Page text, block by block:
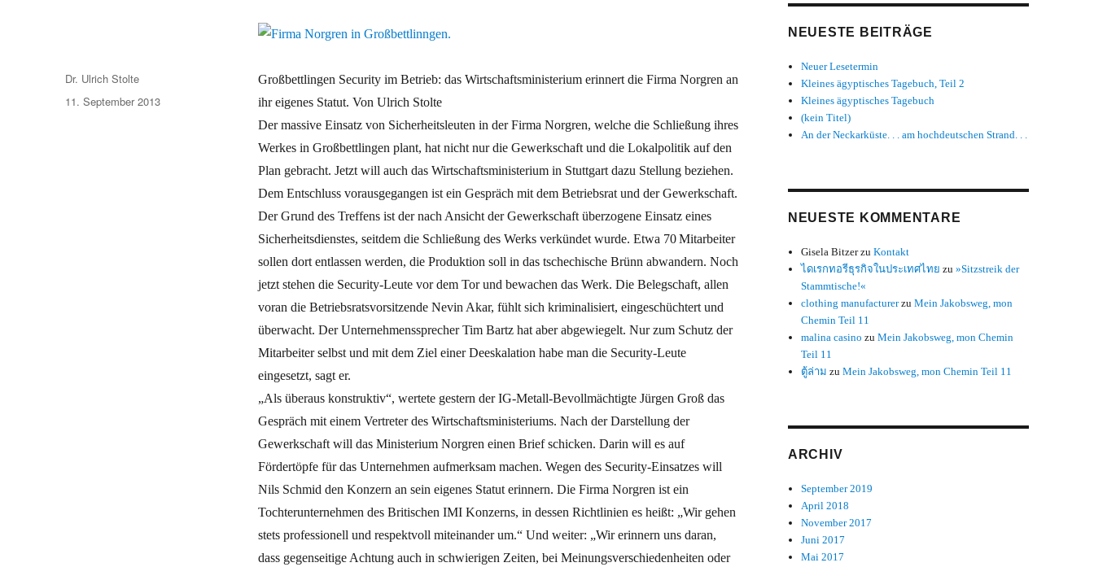
Großbettlingen Security im Betrieb: das Wirtschaftsministerium erinnert die Firma Norgren an
ihr eigenes Statut. Von Ulrich Stolte
Der massive Einsatz von Sicherheitsleuten in der Firma Norgren, welche die Schließung ihres
Werkes in Großbettlingen plant, hat nicht nur die Gewerkschaft und die Lokalpolitik auf den
Plan gebracht. Jetzt will auch das Wirtschaftsministerium in Stuttgart dazu Stellung beziehen.
Dem Entschluss vorausgegangen ist ein Gespräch mit dem Betriebsrat und der Gewerkschaft.
Der Grund des Treffens ist der nach Ansicht der Gewerkschaft überzogene Einsatz eines
Sicherheitsdienstes, seitdem die Schließung des Werks verkündet wurde. Etwa 70 Mitarbeiter
sollen dort entlassen werden, die Produktion soll in das tschechische Brünn abwandern. Noch
jetzt stehen die Security­-Leute vor dem Tor und bewachen das Werk. Die Belegschaft, allen
voran die Betriebsratsvorsitzende Nevin Akar, fühlt sich kriminalisiert, eingeschüchtert und
überwacht. Der Unternehmenssprecher Tim Bartz hat aber abgewiegelt. Nur zum Schutz der
Mitarbeiter selbst und mit dem Ziel einer Deeskalation habe man die Security-Leute
eingesetzt, sagt er.
„Als überaus konstruktiv“, wertete gestern der IG-Metall-Bevollmächtigte Jürgen Groß das
Gespräch mit einem Vertreter des Wirtschaftsministeriums. Nach der Darstellung der
Gewerkschaft will das Ministerium Norgren einen Brief schicken. Darin will es auf
Fördertöpfe für das Unternehmen aufmerksam machen. Wegen des Security-Einsatzes will
Nils Schmid den Konzern an sein eigenes Statut erinnern. Die Firma Norgren ist ein
Tochterunternehmen des Britischen IMI Konzerns, in dessen Richtlinien es heißt: „Wir gehen
stets professionell und respektvoll miteinander um.“ Und weiter: „Wir erinnern uns daran,
dass gegenseitige Achtung auch in schwierigen Zeiten, bei Meinungsverschiedenheiten oder
Autor
Dr. Ulrich Stolte
Veröffentlicht
11. September 2013
NEUESTE BEITRÄGE
Neuer Lesetermin
Kleines ägyptisches Tagebuch, Teil 2
Kleines ägyptisches Tagebuch
(kein Titel)
An der Neckarküste. . . am hochdeutschen Strand. . .
NEUESTE KOMMENTARE
Gisela BitzerzuKontakt
ไดเรกทอรีธุรกิจในประเทศไทย zu»Sitzstreik der
Stammtische!«
clothing manufacturerzuMein Jakobsweg, mon
Chemin Teil 11
malina casino zuMein Jakobsweg, mon Chemin
Teil 11
ตู้ล่าม zuMein Jakobsweg, mon Chemin Teil 11
ARCHIV
September 2019
April 2018
November 2017
Juni 2017
Mai 2017